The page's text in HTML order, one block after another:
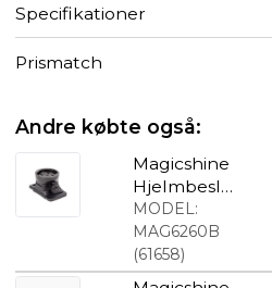
Specifikationer
Prismatch
Andre købte også:
Magicshine
Hjelmbesla
g med
Garmin
mount
MODEL:
MAG6260B
(61658)